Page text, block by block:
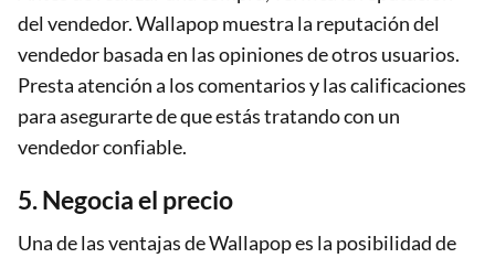
del vendedor. Wallapop muestra la reputación del
vendedor basada en las opiniones de otros usuarios.
Presta atención a los comentarios y las calificaciones
para asegurarte de que estás tratando con un
vendedor confiable.
5. Negocia el precio
Una de las ventajas de Wallapop es la posibilidad de